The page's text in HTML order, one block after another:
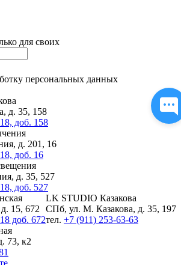
для своих
персональных данных
д. 35, 158
доб. 158
д. 201, 16
доб. 16
д. 35, 527
доб. 527
15, 672
доб. 672
LK STUDIO Казакова
СПб, ул. М. Казакова, д. 35, 197
тел. +7 (911) 253-63-63
73, к2